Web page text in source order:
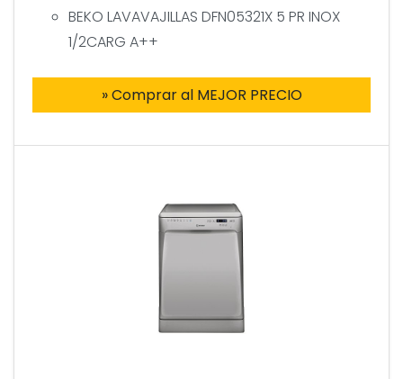
BEKO LAVAVAJILLAS DFN05321X 5 PR INOX
1/2CARG A++
» Comprar al MEJOR PRECIO